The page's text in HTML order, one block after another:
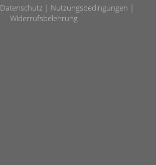
Datenschutz
Nutzungsbedingungen
Widerrufsbelehrung